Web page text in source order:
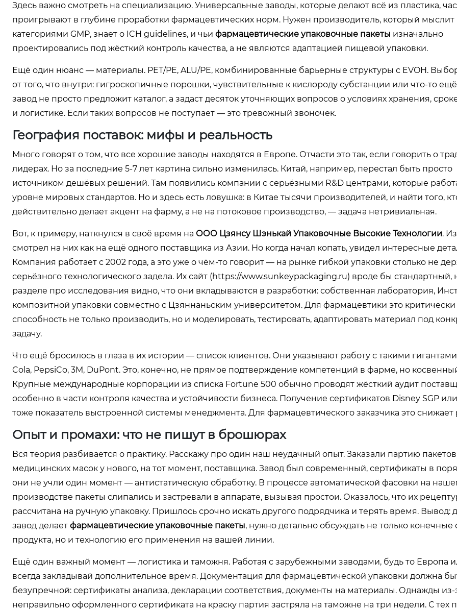
Здесь важно смотреть на специализацию. Универсальные заводы, которые делают всё из пластика,
проигрывают в глубине проработки фармацевтических норм. Нужен производитель, который мыслит
категориями GMP, знает о ICH guidelines, и чьи фармацевтические упаковочные пакеты изначально
проектировались под жёсткий контроль качества, а не являются адаптацией пищевой упаковки.
Ещё один нюанс — материалы. PET/PE, ALU/PE, комбинированные барьерные структуры с EVOH.
от того, что внутри: гигроскопичные порошки, чувствительные к кислороду субстанции или что-то
завод не просто предложит каталог, а задаст десяток уточняющих вопросов о условиях хранения,
и логистике. Если таких вопросов не поступает — это тревожный звоночек.
География поставок: мифы и реальность
Много говорят о том, что все хорошие заводы находятся в Европе. Отчасти это так, если говорить о
лидерах. Но за последние 5-7 лет картина сильно изменилась. Китай, например, перестал быть просто
источником дешёвых решений. Там появились компании с серьёзными R&D центрами, которые
уровне мировых стандартов. Но и здесь есть ловушка: в Китае тысячи производителей, и найти того,
действительно делает акцент на фарму, а не на потоковое производство, — задача нетривиальная.
Вот, к примеру, наткнулся в своё время на ООО Цзянсу Шэнькай Упаковочные Высокие Технологии.
смотрел на них как на ещё одного поставщика из Азии. Но когда начал копать, увидел интересные
Компания работает с 2002 года, а это уже о чём-то говорит — на рынке гибкой упаковки столько не
серьёзного технологического задела. Их сайт (https://www.sunkeypackaging.ru) вроде бы стандартный,
разделе про исследования видно, что они вкладываются в разработки: собственная лаборатория,
композитной упаковки совместно с Цзяннаньским университетом. Для фармацевтики это
способность не только производить, но и моделировать, тестировать, адаптировать материал под
задачу.
Что ещё бросилось в глаза в их истории — список клиентов. Они указывают работу с такими
Cola, PepsiCo, 3M, DuPont. Это, конечно, не прямое подтверждение компетенций в фарме, но
Крупные международные корпорации из списка Fortune 500 обычно проводят жёсткий аудит
особенно в части контроля качества и устойчивости бизнеса. Получение сертификатов Disney SGP
тоже показатель выстроенной системы менеджмента. Для фармацевтического заказчика это снижает
Опыт и промахи: что не пишут в брошюрах
Вся теория разбивается о практику. Расскажу про один наш неудачный опыт. Заказали партию
медицинских масок у нового, на тот момент, поставщика. Завод был современный, сертификаты в
они не учли один момент — антистатическую обработку. В процессе автоматической фасовки на
производстве пакеты слипались и застревали в аппарате, вызывая простои. Оказалось, что их
рассчитана на ручную упаковку. Пришлось срочно искать другого подрядчика и терять время. Вывод:
завод делает фармацевтические упаковочные пакеты, нужно детально обсуждать не только конечные
продукта, но и технологию его применения на вашей линии.
Ещё один важный момент — логистика и таможня. Работая с зарубежными заводами, будь то Европа
всегда закладывай дополнительное время. Документация для фармацевтической упаковки должна
безупречной: сертификаты анализа, декларации соответствия, документы на материалы. Однажды из-
неправильно оформленного сертификата на краску партия застряла на таможне на три недели. С тех